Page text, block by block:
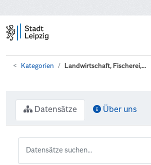
Kategorien Landwirtschaft, Fischerei,...
Datensätze Über uns